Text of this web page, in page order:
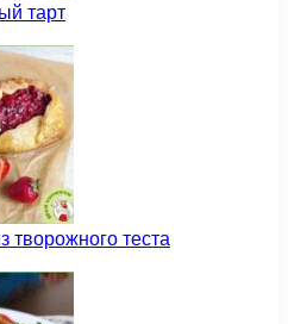
тарт
творожного теста